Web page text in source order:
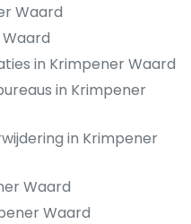
Waard
in Krimpener Waard
in Krimpener
in Krimpener
Waard
Waard